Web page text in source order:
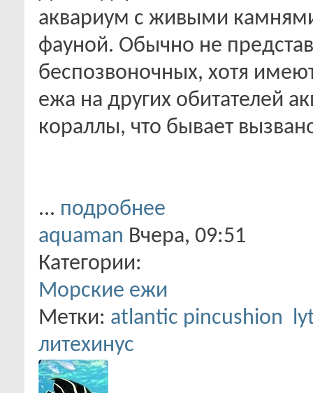
аквариум с живыми
фауной. Обычно не
беспозвоночных, хотя
ежа на других обитателей
кораллы, что бывает
... подробнее
aquaman Вчера, 09:51
Категории:
Морские ежи
Метки: atlantic pincushion
литехинус